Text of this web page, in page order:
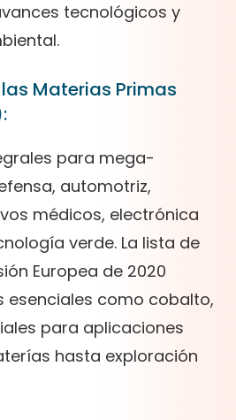
tecnológicos y
Materias Primas
para mega-
automotriz,
médicos, electrónica
verde. La lista de
Europea de 2020
esenciales como cobalto,
para aplicaciones
hasta exploración